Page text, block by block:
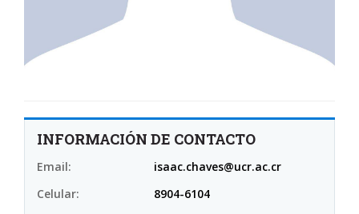
INFORMACIÓN DE CONTACTO
Email:
isaac.chaves@ucr.ac.cr
Celular:
8904-6104